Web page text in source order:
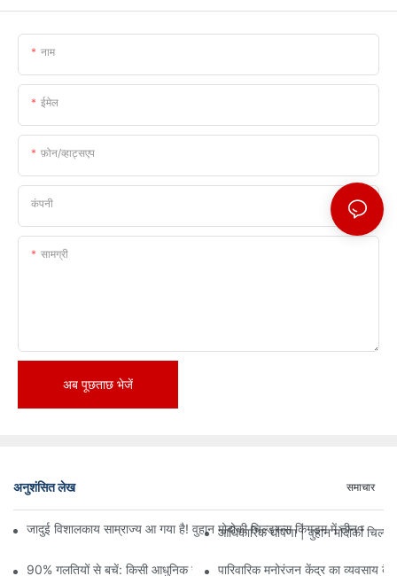
नाम
ईमेल
फ़ोन/व्हाट्सएप
कंपनी
सामग्री
अब पूछताछ भेजें
अनुशंसित लेख समाचार
जादुई विशालकाय साम्राज्य आ गया है! वुहान मोदोकी चिल्ड्रन्स किंगडम में तीन
आधिकारिक घोषणा | वुहान मोदोकी
90% गलतियों से बचें: किसी आधुनिक खेल केंद्र में निवेश करते समय, योजना और
पारिवारिक मनोरंजन केंद्र का व्यवसाय